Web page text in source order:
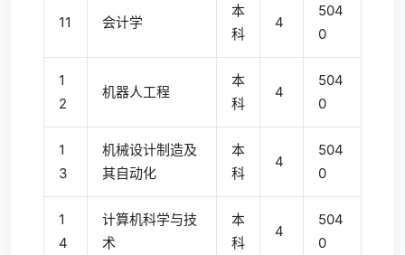
11 会计学
本
科
4
504
0
1
2
机器人工程
本
科
4
504
0
1
3
机械设计制造及
其自动化
本
科
4
504
0
1
4
计算机科学与技
术
本
科
4
504
0